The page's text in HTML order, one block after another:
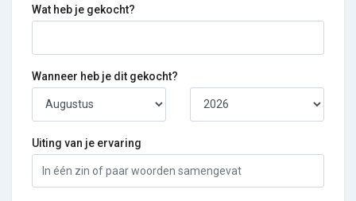
Wat heb je gekocht?
Wanneer heb je dit gekocht?
Uiting van je ervaring